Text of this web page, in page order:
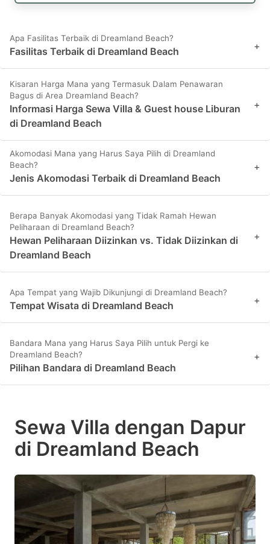
Apa Fasilitas Terbaik di Dreamland Beach?
Fasilitas Terbaik di Dreamland Beach +
Kisaran Harga Mana yang Termasuk Dalam Penawaran
Bagus di Area Dreamland Beach?
Informasi Harga Sewa Villa & Guest house Liburan
di Dreamland Beach
+
Akomodasi Mana yang Harus Saya Pilih di Dreamland
Beach?
Jenis Akomodasi Terbaik di Dreamland Beach
+
Berapa Banyak Akomodasi yang Tidak Ramah Hewan
Peliharaan di Dreamland Beach?
Hewan Peliharaan Diizinkan vs. Tidak Diizinkan di
Dreamland Beach
+
Apa Tempat yang Wajib Dikunjungi di Dreamland Beach?
Tempat Wisata di Dreamland Beach +
Bandara Mana yang Harus Saya Pilih untuk Pergi ke
Dreamland Beach?
Pilihan Bandara di Dreamland Beach
+
Sewa Villa dengan Dapur
di Dreamland Beach